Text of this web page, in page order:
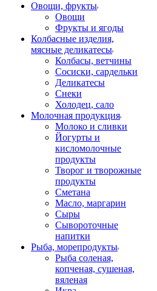
Овощи, фрукты
Овощи
Фрукты и ягоды
Колбасные изделия,
мясные деликатесы
Колбасы, ветчины
Сосиски, сардельки
Деликатесы
Снеки
Холодец, сало
Молочная продукция
Молоко и сливки
Йогурты и
кисломолочные
продукты
Творог и творожные
продукты
Сметана
Масло, маргарин
Сыры
Сывороточные
напитки
Рыба, морепродукты
Рыба соленая,
копченая, сушеная,
вяленая